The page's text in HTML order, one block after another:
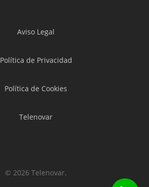
Aviso Legal
Política de Privacidad
Política de Cookies
Telenovar
© 2026 Telenovar.